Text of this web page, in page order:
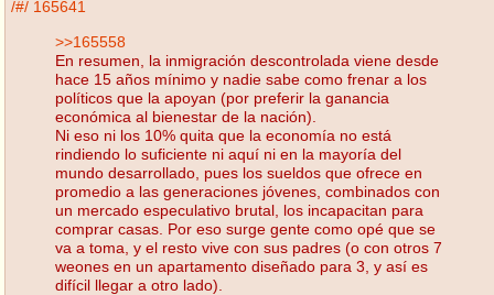
/#/ 165641
>>165558
En resumen, la inmigración descontrolada viene desde
hace 15 años mínimo y nadie sabe como frenar a los
políticos que la apoyan (por preferir la ganancia
económica al bienestar de la nación).
Ni eso ni los 10% quita que la economía no está
rindiendo lo suficiente ni aquí ni en la mayoría del
mundo desarrollado, pues los sueldos que ofrece en
promedio a las generaciones jóvenes, combinados con
un mercado especulativo brutal, los incapacitan para
comprar casas. Por eso surge gente como opé que se
va a toma, y el resto vive con sus padres (o con otros 7
weones en un apartamento diseñado para 3, y así es
difícil llegar a otro lado).